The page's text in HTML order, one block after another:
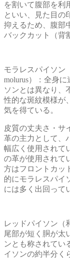
を割いて腹部を利
といい、見た目の
抑えるため、腹部
バックカット（背
モラレスパイソン
molurus）：全身
ソンとは異なり、
性的な斑紋模様が
気を得ている。
皮質の丈夫さ・サ
革の主力として、
幅広く使用されて
の革が使用されて
方はフロントカッ
的にモラレスパイ
には多く出回って
レッドパイソン（
尾部が短く胴が太
ンとも称されてい
イソンの約半分く